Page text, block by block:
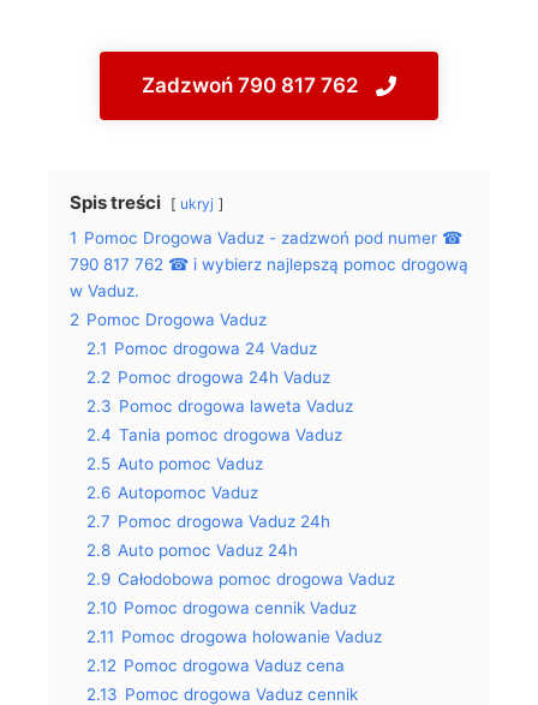
Zadzwoń 790 817 762
Spis treści ukryj
1 Pomoc Drogowa Vaduz - zadzwoń pod numer ☎
790 817 762 ☎ i wybierz najlepszą pomoc drogową
w Vaduz.
2 Pomoc Drogowa Vaduz
2.1 Pomoc drogowa 24 Vaduz
2.2 Pomoc drogowa 24h Vaduz
2.3 Pomoc drogowa laweta Vaduz
2.4 Tania pomoc drogowa Vaduz
2.5 Auto pomoc Vaduz
2.6 Autopomoc Vaduz
2.7 Pomoc drogowa Vaduz 24h
2.8 Auto pomoc Vaduz 24h
2.9 Całodobowa pomoc drogowa Vaduz
2.10 Pomoc drogowa cennik Vaduz
2.11 Pomoc drogowa holowanie Vaduz
2.12 Pomoc drogowa Vaduz cena
2.13 Pomoc drogowa Vaduz cennik